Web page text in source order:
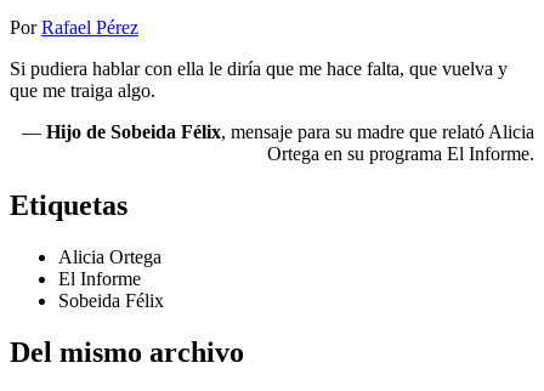
PorRafael Pérez
Si pudiera hablar con ella le diría que me hace falta, que vuelva y
que me traiga algo.
— Hijo de Sobeida Félix, mensaje para su madre que relató Alicia
Ortega en su programa El Informe.
Etiquetas
Alicia Ortega
El Informe
Sobeida Félix
Del mismo archivo